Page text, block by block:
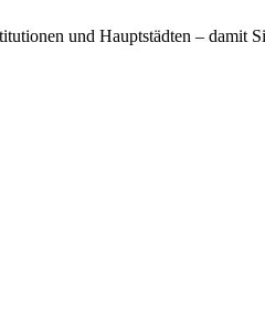
und Hauptstädten – damit